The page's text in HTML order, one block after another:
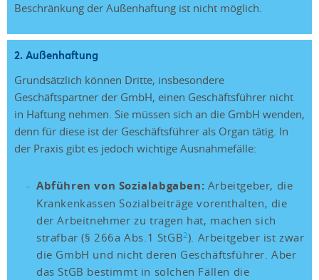
Beschränkung der Außenhaftung ist nicht möglich.
2. Außenhaftung
Grundsätzlich können Dritte, insbesondere
Geschäftspartner der GmbH, einen Geschäftsführer nicht
in Haftung nehmen. Sie müssen sich an die GmbH wenden,
denn für diese ist der Geschäftsführer als Organ tätig. In
der Praxis gibt es jedoch wichtige Ausnahmefälle:
Abführen von Sozialabgaben: Arbeitgeber, die
Krankenkassen Sozialbeiträge vorenthalten, die
der Arbeitnehmer zu tragen hat, machen sich
strafbar (§ 266a Abs.1 StGB2). Arbeitgeber ist zwar
die GmbH und nicht deren Geschäftsführer. Aber
das StGB bestimmt in solchen Fällen die